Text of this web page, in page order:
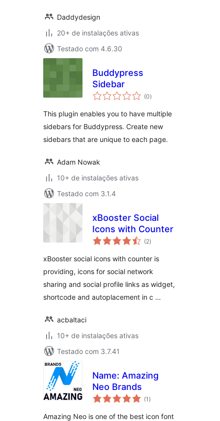
Daddydesign
20+ de instalações ativas
Testado com 4.6.30
Buddypress
Sidebar
(0total
de
)
This plugin enables you to have multiple
sidebars for Buddypress. Create new
sidebars that are unique to each page.
Adam Nowak
10+ de instalações ativas
Testado com 3.1.4
xBooster Social
Icons with Counter
(2total
de
)
xBooster social icons with counter is
providing, icons for social network
sharing and social profile links as widget,
shortcode and autoplacement in c …
acbaltaci
10+ de instalações ativas
Testado com 3.7.41
Name: Amazing
Neo Brands
(1 total
de
)
Amazing Neo is one of the best icon font